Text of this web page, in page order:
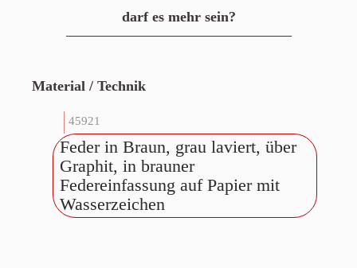
darf es mehr sein?
Material / Technik
45921
Feder in Braun, grau laviert, über
Graphit, in brauner
Federeinfassung auf Papier mit
Wasserzeichen